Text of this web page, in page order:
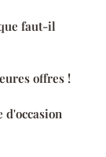
faut-il
offres !
d'occasion